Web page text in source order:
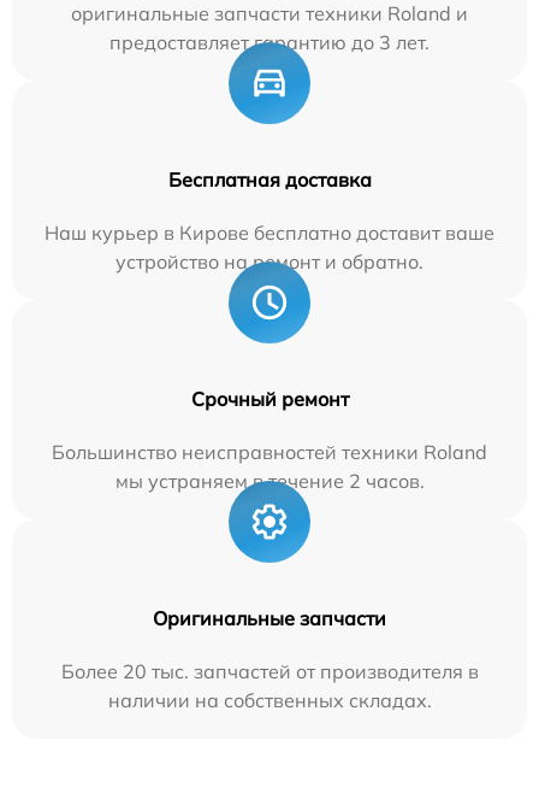
оригинальные запчасти техники Roland и
предоставляет гарантию до 3 лет.
Бесплатная доставка
Наш курьер в Кирове бесплатно доставит ваше
устройство на ремонт и обратно.
Срочный ремонт
Большинство неисправностей техники Roland
мы устраняем в течение 2 часов.
Оригинальные запчасти
Более 20 тыс. запчастей от производителя в
наличии на собственных складах.